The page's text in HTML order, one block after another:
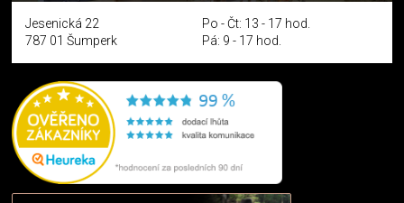
Jesenická 22
787 01 Šumperk
Po - Čt: 13 - 17 hod.
Pá: 9 - 17 hod.